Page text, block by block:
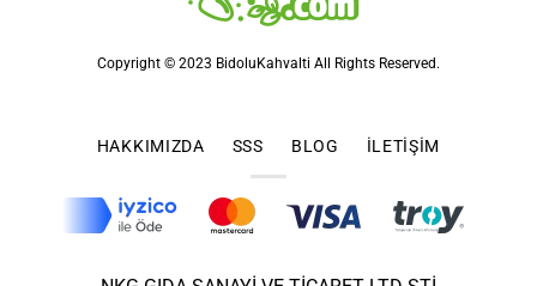
Copyright © 2023 BidoluKahvalti All Rights Reserved.
HAKKIMIZDA SSS BLOG İLETIŞIM